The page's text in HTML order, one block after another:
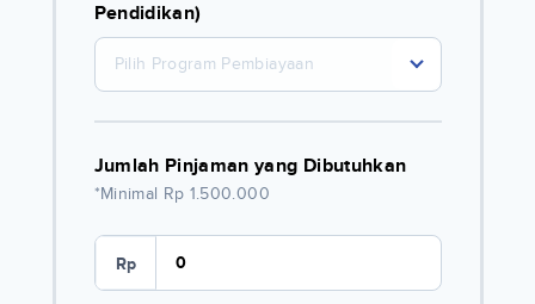
Pendidikan)
Pilih Program Pembiayaan
Jumlah Pinjaman yang Dibutuhkan
*Minimal Rp 1.500.000
Rp